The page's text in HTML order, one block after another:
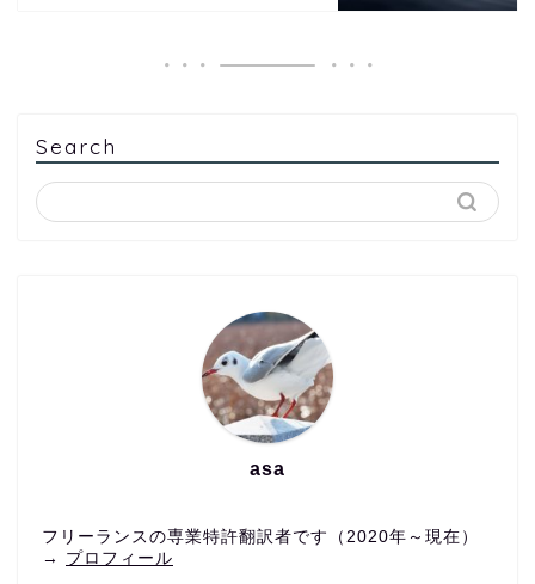
Search
asa
フリーランスの専業特許翻訳者です（2020年～現在）
→ プロフィール